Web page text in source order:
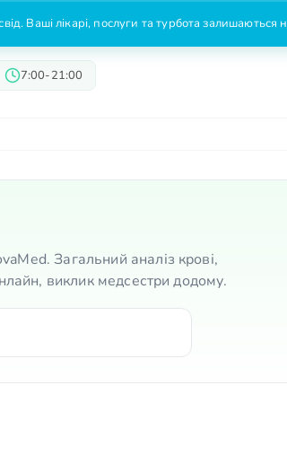
Ваші лікарі, послуги та турбота залишаються
7:00-21:00
Загальний аналіз крові,
виклик медсестри додому.